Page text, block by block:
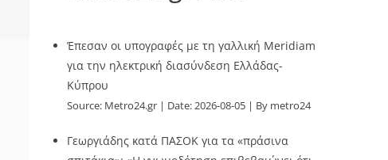
Έπεσαν οι υπογραφές με τη γαλλική Meridiam
για την ηλεκτρική διασύνδεση Ελλάδας-
Κύπρου
Source: Metro24.gr Date: 2026-08-05 By metro24
Γεωργιάδης κατά ΠΑΣΟΚ για τα «πράσινα